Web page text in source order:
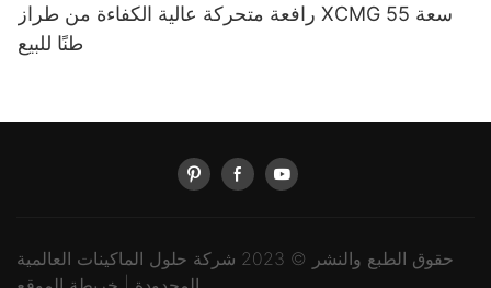
رافعة متحركة عالية الكفاءة من طراز XCMG سعة 55
طنًا للبيع
حقوق الطبع والنشر © 2023 شركة حلول الماكينات العالمية